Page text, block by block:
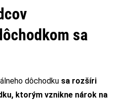
sa
dôchodku sa rozšíri
ktorým vznikne nárok na